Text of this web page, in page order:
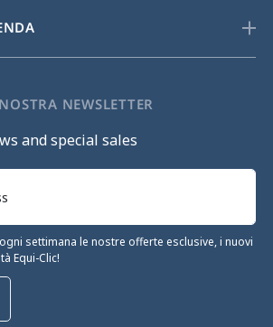
NEWSLETTER
and special sales
settimana le nostre offerte esclusive, i nuovi
Equi-Clic!